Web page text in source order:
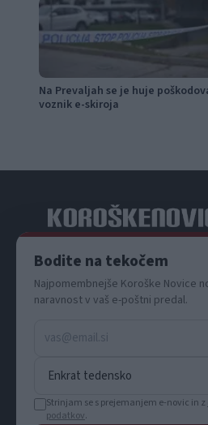
Na Prevaljah se je huje
voznik e-skiroja
Spletni medij koroških dogodkov.
Bodite na tekočem
Najpomembnejše Koroške Novice
naravnost v vaš e-poštni predal.
Strinjam se s prejemanjem e-novic in z
podatkov.